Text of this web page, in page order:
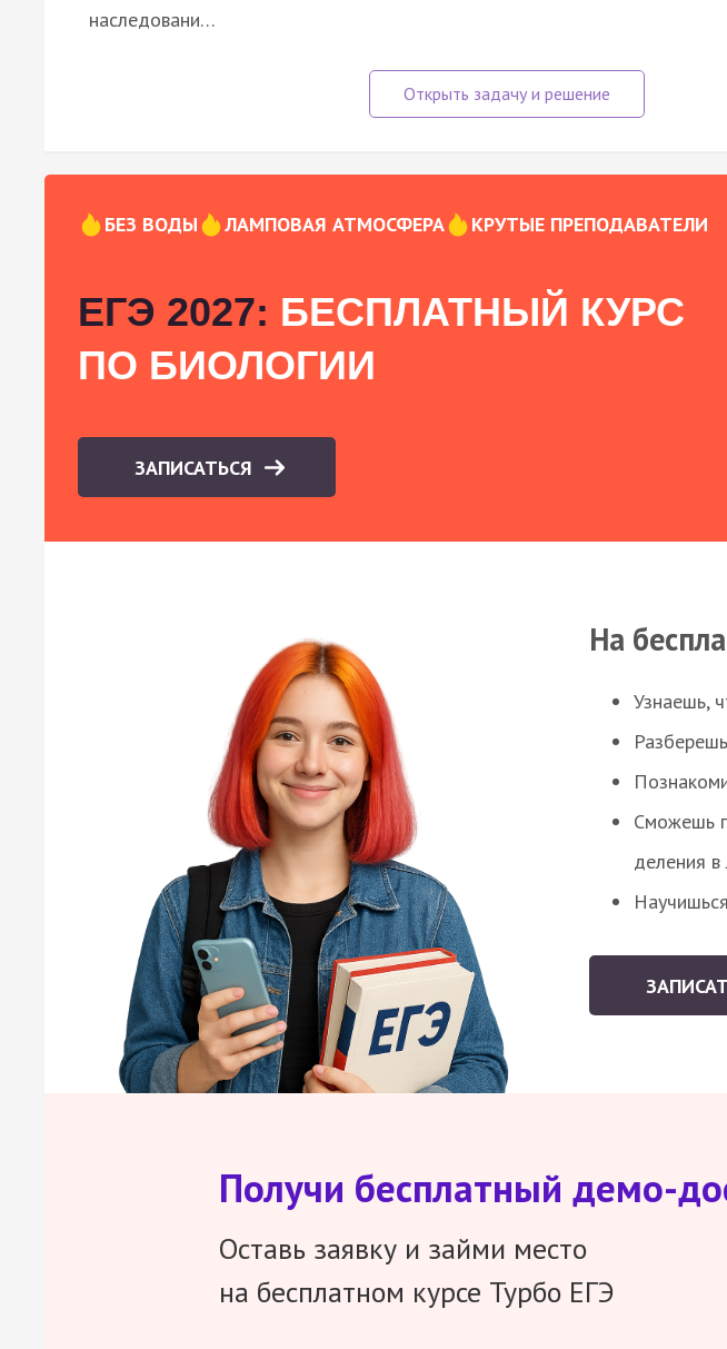
наследовани…
БЕЗ ВОДЫ ЛАМПОВАЯ АТМОСФЕРА КРУТЫЕ ПРЕПОДАВАТЕЛИ
ЕГЭ 2027: БЕСПЛАТНЫЙ КУРС
ПО БИОЛОГИИ
ЗАПИСАТЬСЯ
На
Узнаешь,
Сможешь
деления
Получи бесплатный демо-
Оставь заявку и займи место
на бесплатном курсе Турбо ЕГЭ